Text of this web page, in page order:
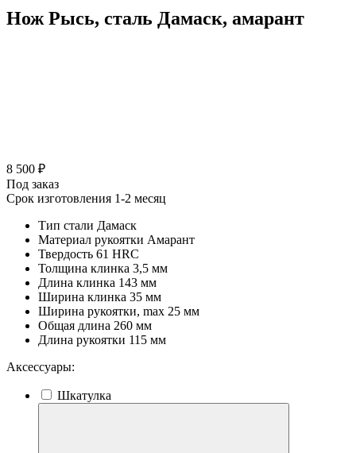
Нож Рысь, сталь Дамаск, амарант
8 500 ₽
Под заказ
Срок изготовления 1-2 месяц
Тип стали Дамаск
Материал рукоятки Амарант
Твердость 61 HRC
Толщина клинка 3,5 мм
Длина клинка 143 мм
Ширина клинка 35 мм
Ширина рукоятки, max 25 мм
Общая длина 260 мм
Длина рукоятки 115 мм
Аксессуары:
Шкатулка